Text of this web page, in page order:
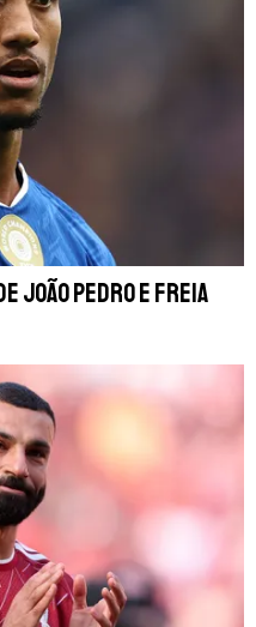
João Pedro e freia